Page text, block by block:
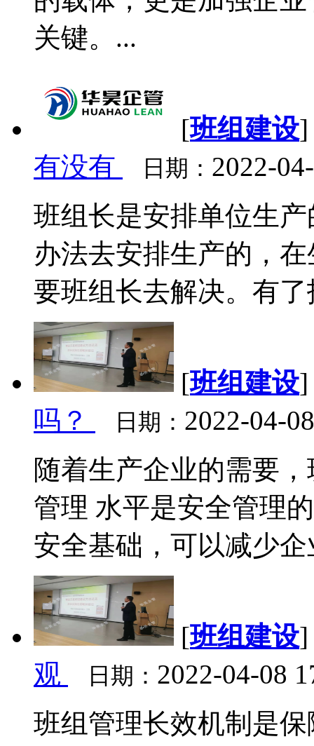
关键。...
[班组建设
有没有
日期： 2022-
班组长是安排单位生
办法去安排生产的，
要班组长去解决。有
[班组建设
吗？
日期： 2022-04-
随着生产企业的需要
管理 水平是安全管理
安全基础，可以减少
[班组建设
观
日期： 2022-04-08
班组管理长效机制是